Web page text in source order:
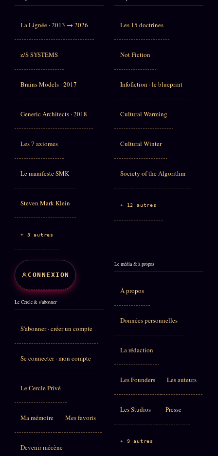
La Lignée · 2013 → 2026
z/S SYSTEMS
Brains Models · 2017
Generic Architects · 2018
Les 7 axiomes
Le manifeste SMK
Steven Mark Klein
+ 3 autres
Les 15 doctrines
Not Fiction
Infofiction · le blueprint
Cultural Warming
Cultural Winter
Society of the Algorithm
+ 12 autres
CONNEXION
Le Cercle & s'abonner
S'abonner · créer un compte
Se connecter · mon compte
Le Cercle Privé
Ma mémoire Mes favoris
Devenir mécène
Le média & à propos
À propos
Données personnelles
La rédaction
Les Founders Les auteurs
Les Studios Presse
+ 9 autres